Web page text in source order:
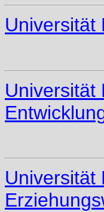
Universität
Universität
Universität